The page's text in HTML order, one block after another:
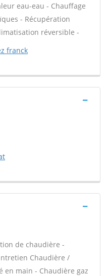
eau-eau - Chauffage
- Récupération
réversible -
franck
de chaudière -
Chaudière /
en main - Chaudière gaz